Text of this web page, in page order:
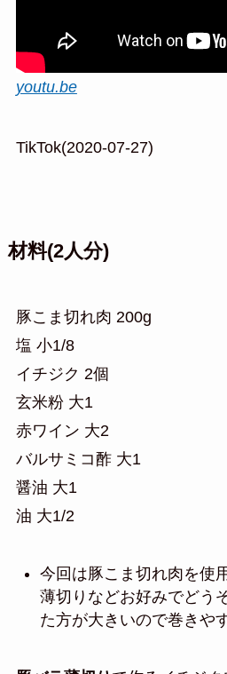
youtu.be
TikTok(2020-07-27)
材料(2人分)
豚こま切れ肉 200g
塩 小1/8
イチジク 2個
玄米粉 大1
赤ワイン 大2
バルサミコ酢 大1
醤油 大1
油 大1/2
今回は豚こま切れ肉を使
薄切りなどお好みでどう
た方が大きいので巻きや